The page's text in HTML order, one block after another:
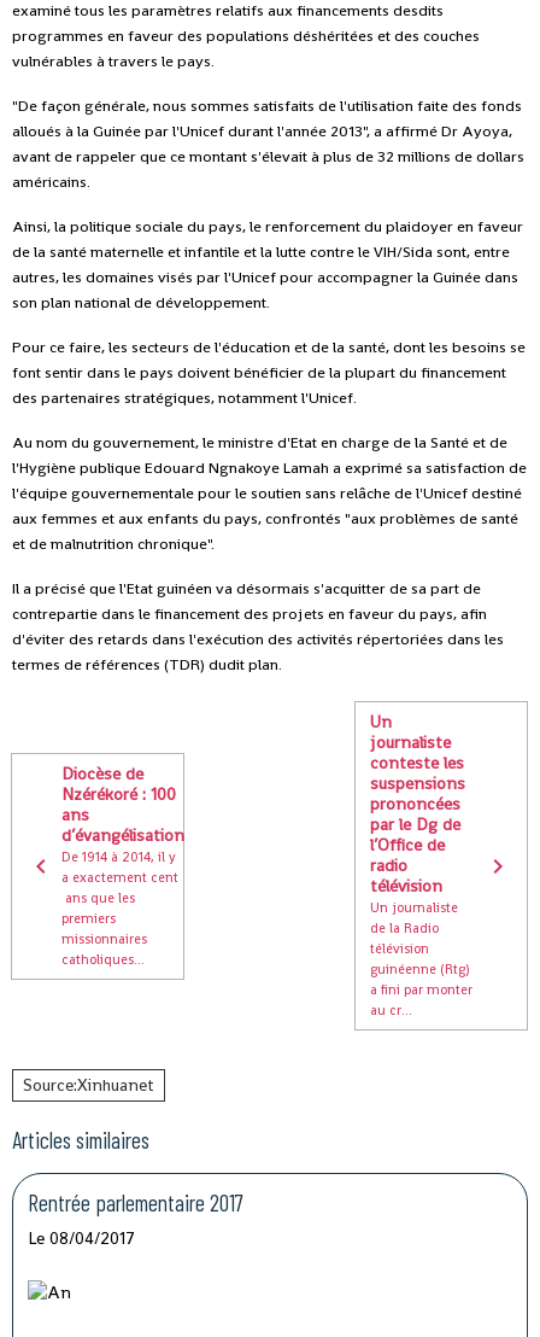
examiné tous les paramètres relatifs aux financements desdits
programmes en faveur des populations déshéritées et des couches
vulnérables à travers le pays.
"De façon générale, nous sommes satisfaits de l'utilisation faite des fonds
alloués à la Guinée par l'Unicef durant l'année 2013", a affirmé Dr Ayoya,
avant de rappeler que ce montant s'élevait à plus de 32 millions de dollars
américains.
Ainsi, la politique sociale du pays, le renforcement du plaidoyer en faveur
de la santé maternelle et infantile et la lutte contre le VIH/Sida sont, entre
autres, les domaines visés par l'Unicef pour accompagner la Guinée dans
son plan national de développement.
Pour ce faire, les secteurs de l'éducation et de la santé, dont les besoins se
font sentir dans le pays doivent bénéficier de la plupart du financement
des partenaires stratégiques, notamment l'Unicef.
Au nom du gouvernement, le ministre d'Etat en charge de la Santé et de
l'Hygiène publique Edouard Ngnakoye Lamah a exprimé sa satisfaction de
l'équipe gouvernementale pour le soutien sans relâche de l'Unicef destiné
aux femmes et aux enfants du pays, confrontés "aux problèmes de santé
et de malnutrition chronique".
Il a précisé que l'Etat guinéen va désormais s'acquitter de sa part de
contrepartie dans le financement des projets en faveur du pays, afin
d'éviter des retards dans l'exécution des activités répertoriées dans les
termes de références (TDR) dudit plan.
Diocèse de
Nzérékoré : 100
ans
d’évangélisation
De 1914 à 2014, il y
a exactement cent
ans que les
premiers
missionnaires
catholiques...
Un
journaliste
conteste les
suspensions
prononcées
par le Dg de
l’Office de
radio
télévision
Un journaliste
de la Radio
télévision
guinéenne (Rtg)
a fini par monter
au cr...
Source:Xinhuanet
Articles similaires
Rentrée parlementaire 2017
Le 08/04/2017